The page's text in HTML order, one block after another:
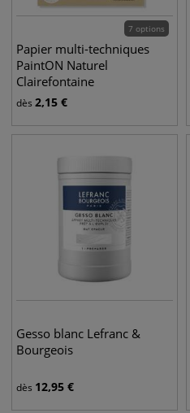
7 options
Papier multi-techniques
PaintON Naturel
Clairefontaine
dès 2,15 €
Gesso blanc Lefranc &
Bourgeois
dès 12,95 €